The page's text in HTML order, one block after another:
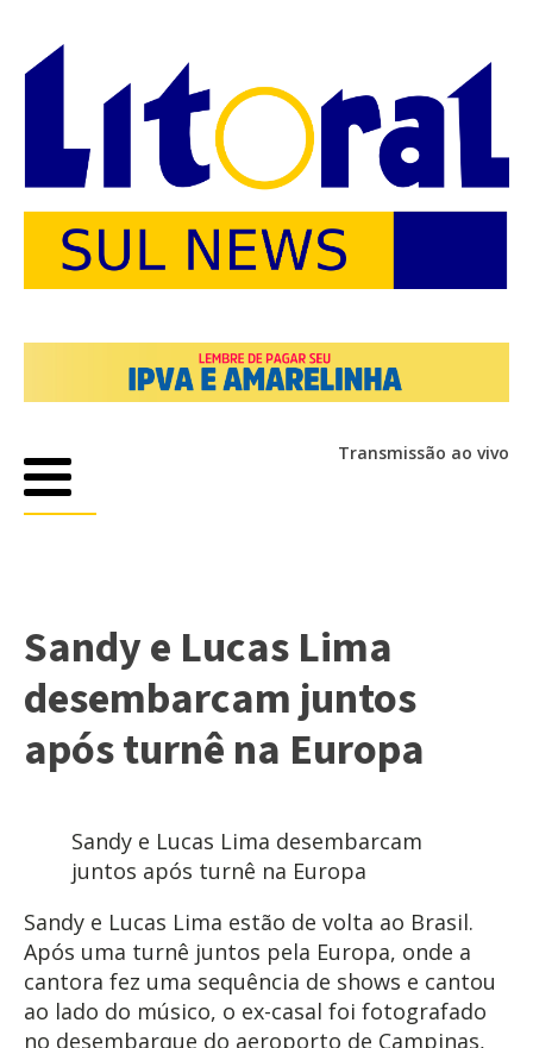
Transmissão ao vivo
Sandy e Lucas Lima
desembarcam juntos
após turnê na Europa
Sandy e Lucas Lima desembarcam
juntos após turnê na Europa
Sandy e Lucas Lima estão de volta ao Brasil.
Após uma turnê juntos pela Europa, onde a
cantora fez uma sequência de shows e cantou
ao lado do músico, o ex-casal foi fotografado
no desembarque do aeroporto de Campinas,